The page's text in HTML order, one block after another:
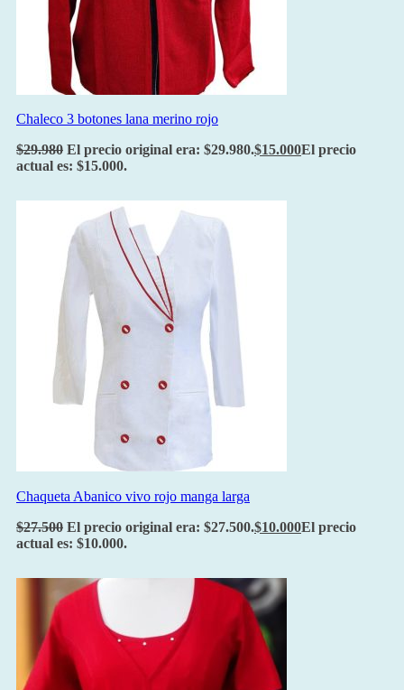
Chaleco 3 botones lana merino rojo
$29.980 El precio original era: $29.980.$15.000El precio
actual es: $15.000.
Chaqueta Abanico vivo rojo manga larga
$27.500 El precio original era: $27.500.$10.000El precio
actual es: $10.000.